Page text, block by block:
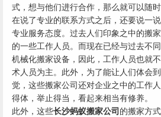
式，想与他们进行合作，那么就可以随时
在说了专业的联系方式之后，还要说一
专业服务态度。过去人们印象之中的搬
的一些工作人员。而现在已经与过去不
机械化搬家设备，因此，工作人员也就
术人员为主。此外，为了能让人们体会
觉，这些搬家公司还对企业之中的工作
得体，举止得当，看起来相当有修养。
此外，这些长沙蚂蚁搬家公司的搬家方